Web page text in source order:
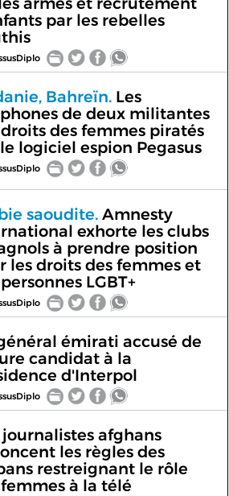
par les rebelles
Bahreïn.Les
de deux militantes
des femmes piratés
logiciel espion Pegasus
saoudite.Amnesty
exhorte les clubs
à prendre position
les droits des femmes et
LGBT+
émirati accusé de
candidat à la
d'Interpol
journalistes afghans
les règles des
restreignant le rôle
à la télé